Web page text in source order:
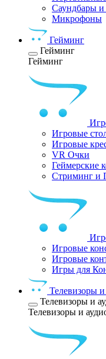
Саундбары
Микрофоны
Гейминг
Гейминг
Гейминг
Игровые
Игровые
VR Очки
Геймерские
Стриминг и
Игровые
Игровые
Игры для
Телевизоры и
Телевизоры и
Телевизоры и